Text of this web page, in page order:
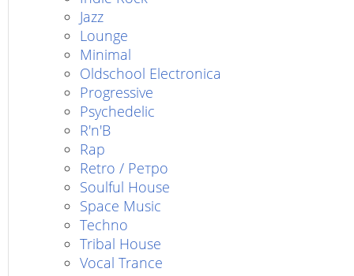
Jazz
Lounge
Minimal
Oldschool Electronica
Progressive
Psychedelic
R'n'B
Rap
Retro / Ретро
Soulful House
Space Music
Techno
Tribal House
Vocal Trance